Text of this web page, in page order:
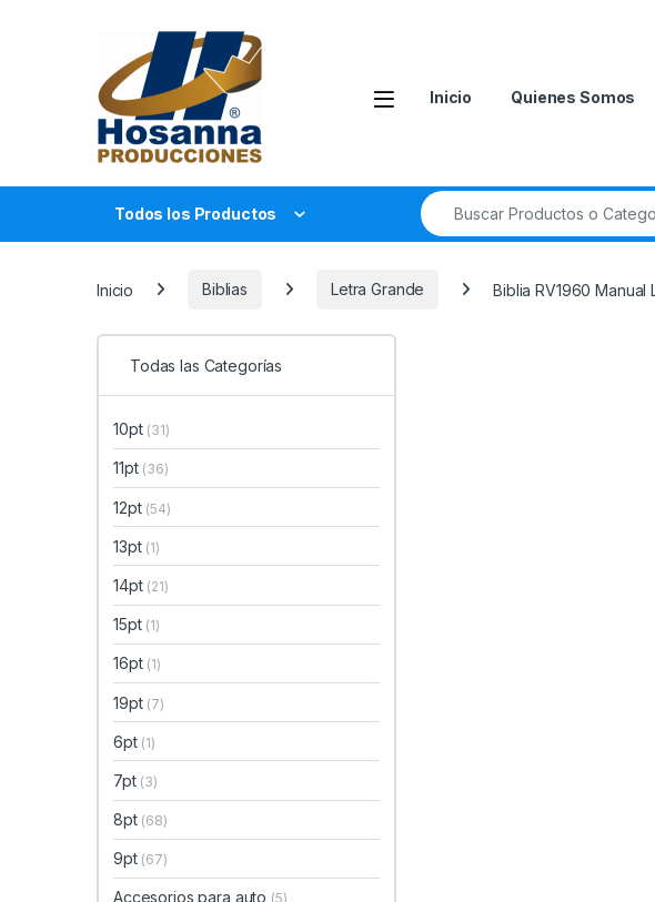
Inicio Quienes Somos
Todos los Productos
Search for:
Inicio Biblias Letra Grande Biblia RV1960
Todas las Categorías
10pt (31)
11pt (36)
12pt (54)
13pt (1)
14pt (21)
15pt (1)
16pt (1)
19pt (7)
6pt (1)
7pt (3)
8pt (68)
9pt (67)
Accesorios para auto (5)